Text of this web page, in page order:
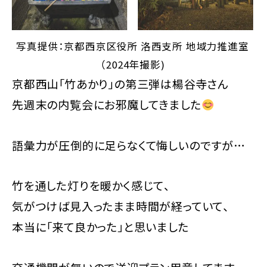
写真提供：京都西京区役所 洛西支所 地域力推進室
（2024年撮影)
京都西山「竹あかり」の第三弾は楊谷寺さん
先週末の内覧会にお邪魔してきました
語彙力が圧倒的に足らなくて悔しいのですが…
竹を通した灯りを暖かく感じて、
気がつけば見入ったまま時間が経っていて、
本当に「来て良かった」と思いました